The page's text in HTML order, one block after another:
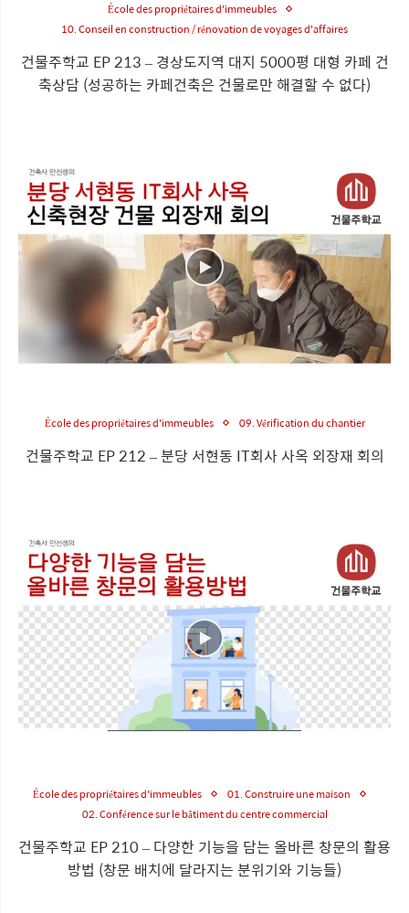
École des propriétaires d'immeubles
10. Conseil en construction / rénovation de voyages d'affaires
건물주학교 EP 213 – 경상도지역 대지 5000평 대형 카페 건
축상담 (성공하는 카페건축은 건물로만 해결할 수 없다)
École des propriétaires d'immeubles 09. Vérification du chantier
건물주학교 EP 212 – 분당 서현동 IT회사 사옥 외장재 회의
École des propriétaires d'immeubles
01. Construire une maison
02. Conférence sur le bâtiment du centre commercial
건물주학교 EP 210 – 다양한 기능을 담는 올바른 창문의 활용
방법 (창문 배치에 달라지는 분위기와 기능들)